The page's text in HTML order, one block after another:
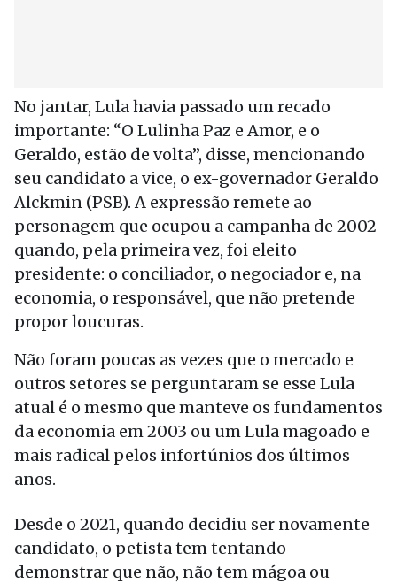
No jantar, Lula havia passado um recado
importante: “O Lulinha Paz e Amor, e o
Geraldo, estão de volta”, disse, mencionando
seu candidato a vice, o ex-governador Geraldo
Alckmin (PSB). A expressão remete ao
personagem que ocupou a campanha de 2002
quando, pela primeira vez, foi eleito
presidente: o conciliador, o negociador e, na
economia, o responsável, que não pretende
propor loucuras.
Não foram poucas as vezes que o mercado e
outros setores se perguntaram se esse Lula
atual é o mesmo que manteve os fundamentos
da economia em 2003 ou um Lula magoado e
mais radical pelos infortúnios dos últimos
anos.
Desde o 2021, quando decidiu ser novamente
candidato, o petista tem tentando
demonstrar que não, não tem mágoa ou